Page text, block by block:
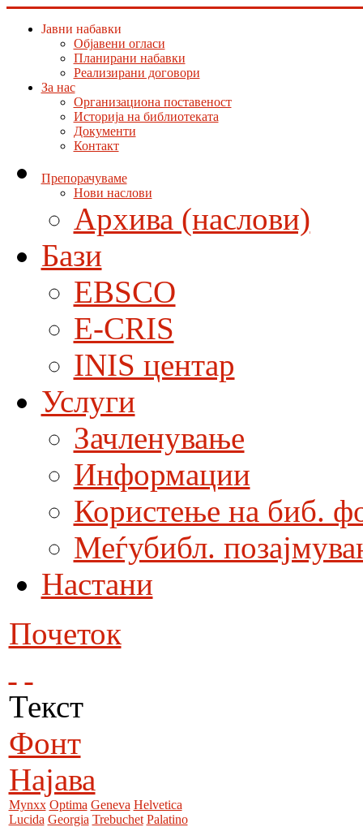
Јавни набавки
Објавени огласи
Планирани набавки
Реализирани договори
За нас
Организациона поставеност
Историја на библиотеката
Документи
Контакт
Препорачуваме
Нови наслови
Архива (наслови)
Бази
EBSCO
E-CRIS
INIS центар
Услуги
Зачленување
Информации
Користење на биб.
Меѓубибл.
Настани
Почеток
Текст
Фонт
Најава
Mynxx Optima Geneva Helvetica
Lucida Georgia Trebuchet Palatino